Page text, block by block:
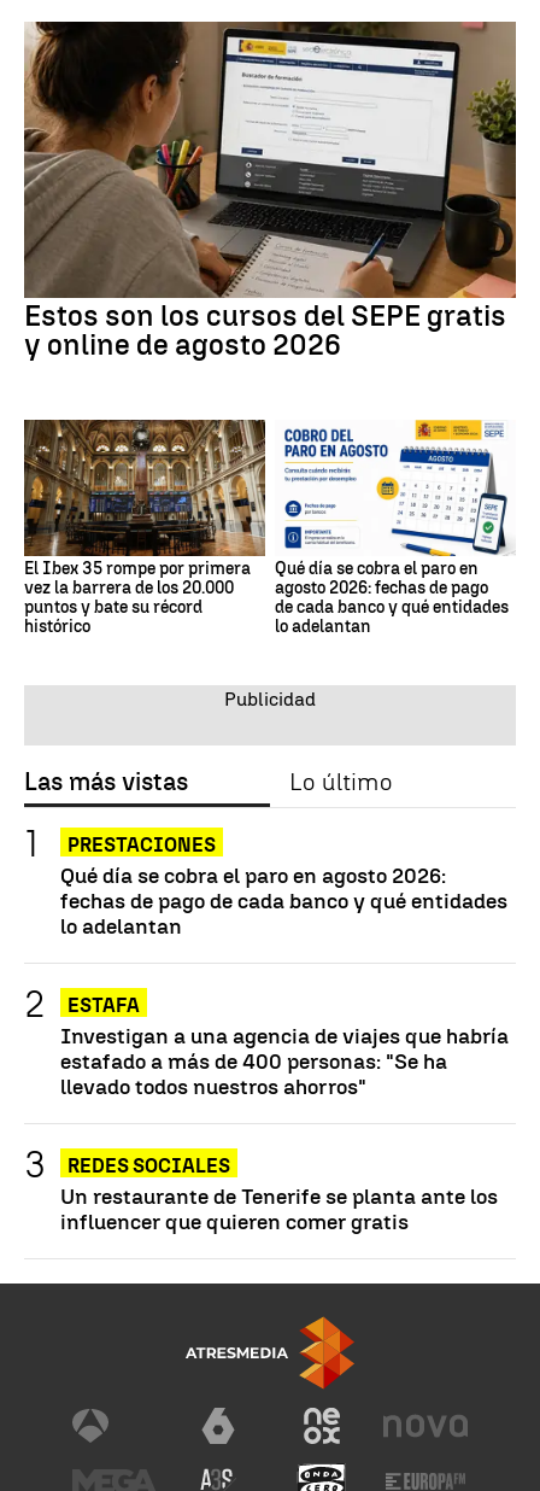
Estos son los cursos del SEPE gratis
y online de agosto 2026
El Ibex 35 rompe por primera
vez la barrera de los 20.000
puntos y bate su récord
histórico
Qué día se cobra el paro en
agosto 2026: fechas de pago
de cada banco y qué entidades
lo adelantan
Las más vistas Lo último
PRESTACIONES
Qué día se cobra el paro en agosto 2026:
fechas de pago de cada banco y qué entidades
lo adelantan
ESTAFA
Investigan a una agencia de viajes que habría
estafado a más de 400 personas: "Se ha
llevado todos nuestros ahorros"
REDES SOCIALES
Un restaurante de Tenerife se planta ante los
influencer que quieren comer gratis